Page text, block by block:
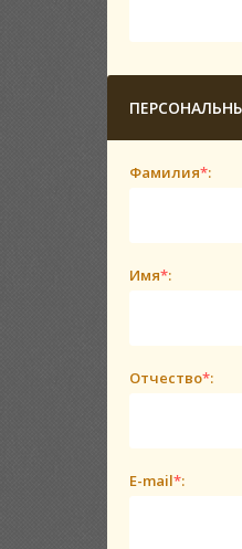
Фамилия*:
Имя*:
Отчество*:
E-mail*: